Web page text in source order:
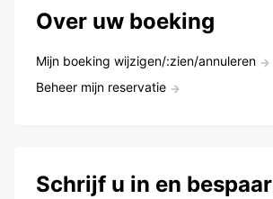
Over uw boeking
Mijn boeking wijzigen/:zien/annuleren
Beheer mijn reservatie
Schrijf u in en bespaar